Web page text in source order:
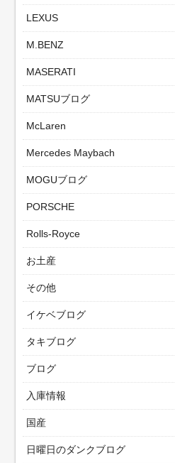
LEXUS
M.BENZ
MASERATI
MATSUブログ
McLaren
Mercedes Maybach
MOGUブログ
PORSCHE
Rolls-Royce
お土産
その他
イケベブログ
タキブログ
ブログ
入庫情報
国産
日曜日のダンクブログ